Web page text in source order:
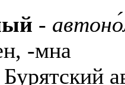
-
-мна